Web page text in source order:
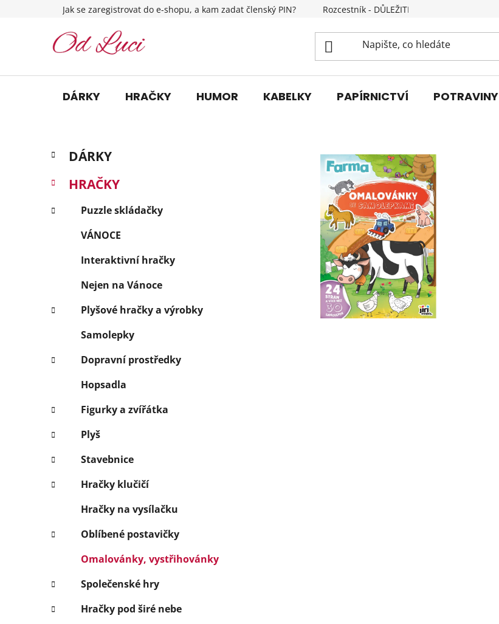
Jak se zaregistrovat do e-shopu, a kam zadat členský PIN? Rozcestník - DŮLEŽITÉ INFORMACE
DÁRKY HRAČKY HUMOR KABELKY PAPÍRNICTVÍ POTRAVINY
P
s
r
a
l
Přeskočit
kategorie
K
a
e
o
DÁRKY
HRAČKY
Puzzle skládačky
VÁNOCE
Interaktivní hračky
Nejen na Vánoce
Plyšové hračky a výrobky
Samolepky
Dopravní prostředky
Hopsadla
Figurky a zvířátka
Plyš
Stavebnice
Hračky klučičí
Hračky na vysílačku
Oblíbené postavičky
Omalovánky, vystřihovánky
Společenské hry
Hračky pod širé nebe